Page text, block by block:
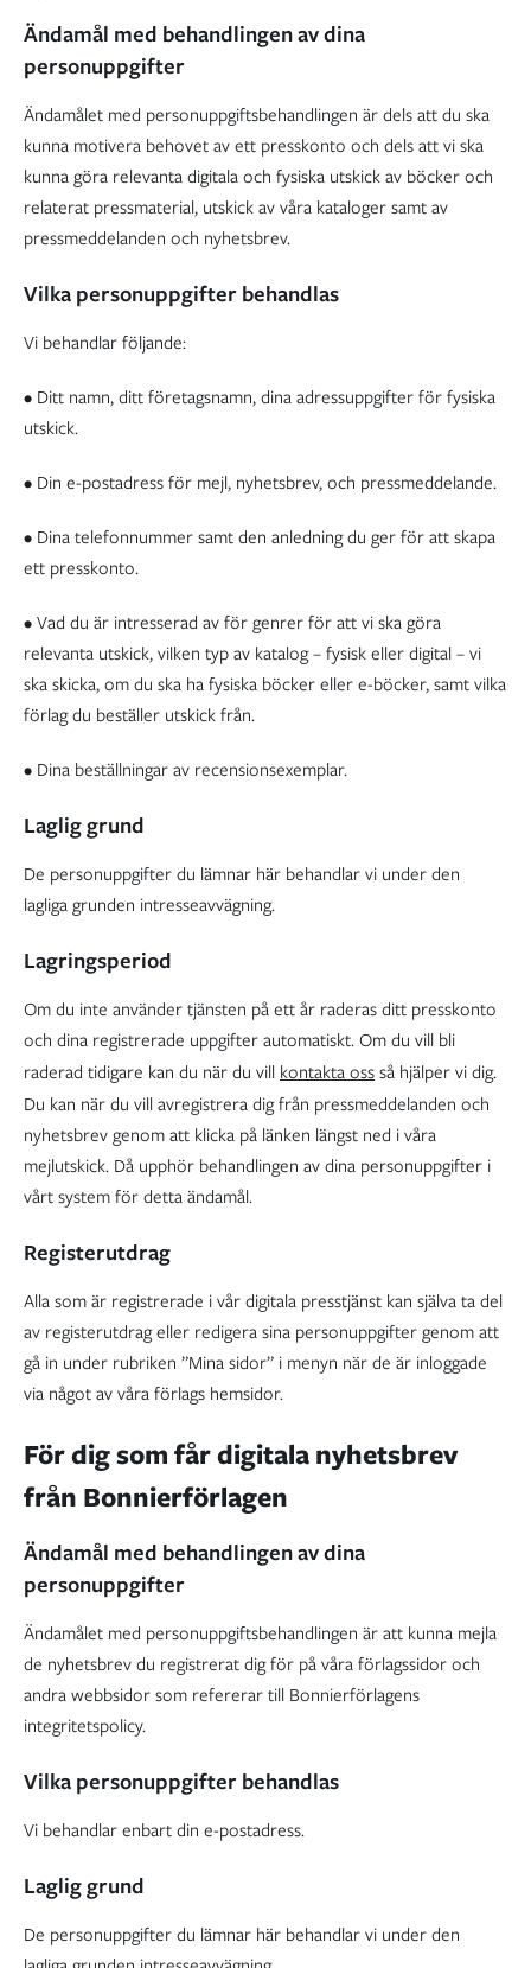
Ändamål med behandlingen av dina
personuppgifter
Ändamålet med personuppgiftsbehandlingen är dels att du ska
kunna motivera behovet av ett presskonto och dels att vi ska
kunna göra relevanta digitala och fysiska utskick av böcker och
relaterat pressmaterial, utskick av våra kataloger samt av
pressmeddelanden och nyhetsbrev.
Vilka personuppgifter behandlas
Vi behandlar följande:
• Ditt namn, ditt företagsnamn, dina adressuppgifter för fysiska
utskick.
• Din e-postadress för mejl, nyhetsbrev, och pressmeddelande.
• Dina telefonnummer samt den anledning du ger för att skapa
ett presskonto.
• Vad du är intresserad av för genrer för att vi ska göra
relevanta utskick, vilken typ av katalog – fysisk eller digital – vi
ska skicka, om du ska ha fysiska böcker eller e-böcker, samt vilka
förlag du beställer utskick från.
• Dina beställningar av recensionsexemplar.
Laglig grund
De personuppgifter du lämnar här behandlar vi under den
lagliga grunden intresseavvägning.
Lagringsperiod
Om du inte använder tjänsten på ett år raderas ditt presskonto
och dina registrerade uppgifter automatiskt. Om du vill bli
raderad tidigare kan du när du vill kontakta ossså hjälper vi dig.
Du kan när du vill avregistrera dig från pressmeddelanden och
nyhetsbrev genom att klicka på länken längst ned i våra
mejlutskick. Då upphör behandlingen av dina personuppgifter i
vårt system för detta ändamål.
Registerutdrag
Alla som är registrerade i vår digitala presstjänst kan själva ta del
av registerutdrag eller redigera sina personuppgifter genom att
gå in under rubriken ”Mina sidor” i menyn när de är inloggade
via något av våra förlags hemsidor.
För dig som får digitala nyhetsbrev
från Bonnierförlagen
Ändamål med behandlingen av dina
personuppgifter
Ändamålet med personuppgiftsbehandlingen är att kunna mejla
de nyhetsbrev du registrerat dig för på våra förlagssidor och
andra webbsidor som refererar till Bonnierförlagens
integritetspolicy.
Vilka personuppgifter behandlas
Vi behandlar enbart din e-postadress.
Laglig grund
De personuppgifter du lämnar här behandlar vi under den